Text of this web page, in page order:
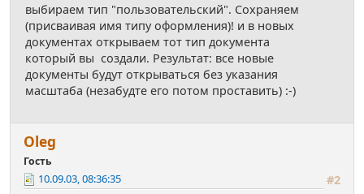
выбираем тип "пользовательский". Сохраняем
(присваивая имя типу оформления)! и в новых
документах открываем тот тип документа
который вы создали. Результат: все новые
документы будут открываться без указания
масштаба (незабудте его потом проставить) :-)
Oleg
Гость
#2
10.09.03, 08:36:35